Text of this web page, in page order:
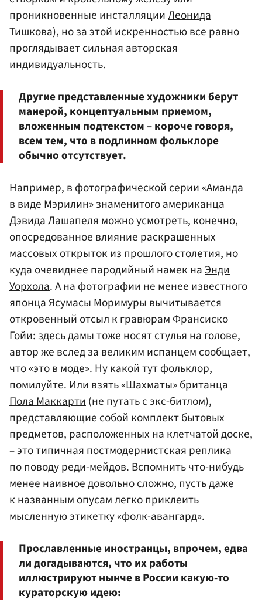
проникновенные инсталляцииЛеонида
Тишкова), но за этой искренностью все равно
проглядывает сильная авторская
индивидуальность.
Другие представленные художники берут
манерой, концептуальным приемом,
вложенным подтекстом – короче говоря,
всем тем, что в подлинном фольклоре
обычно отсутствует.
Например, в фотографической серии «Аманда
в виде Мэрилин» знаменитого американца
Дэвида Лашапеляможно усмотреть, конечно,
опосредованное влияние раскрашенных
массовых открыток из прошлого столетия, но
куда очевиднее пародийный намек наЭнди
Уорхола. А на фотографии не менее известного
японца Ясумасы Моримуры вычитывается
откровенный отсыл к гравюрам Франсиско
Гойи: здесь дамы тоже носят стулья на голове,
автор же вслед за великим испанцем сообщает,
что «это в моде». Ну какой тут фольклор,
помилуйте. Или взять «Шахматы» британца
Пола Маккарти(не путать с экс-битлом),
представляющие собой комплект бытовых
предметов, расположенных на клетчатой доске,
– это типичная постмодернистская реплика
по поводу реди-мейдов. Вспомнить что-нибудь
менее наивное довольно сложно, пусть даже
к названным опусам легко приклеить
мысленную этикетку «фолк-авангард».
Прославленные иностранцы, впрочем, едва
ли догадываются, что их работы
иллюстрируют нынче в России какую-то
кураторскую идею: